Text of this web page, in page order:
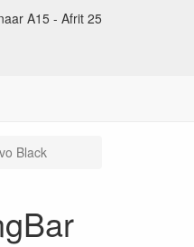
A15 - Afrit 25
Black